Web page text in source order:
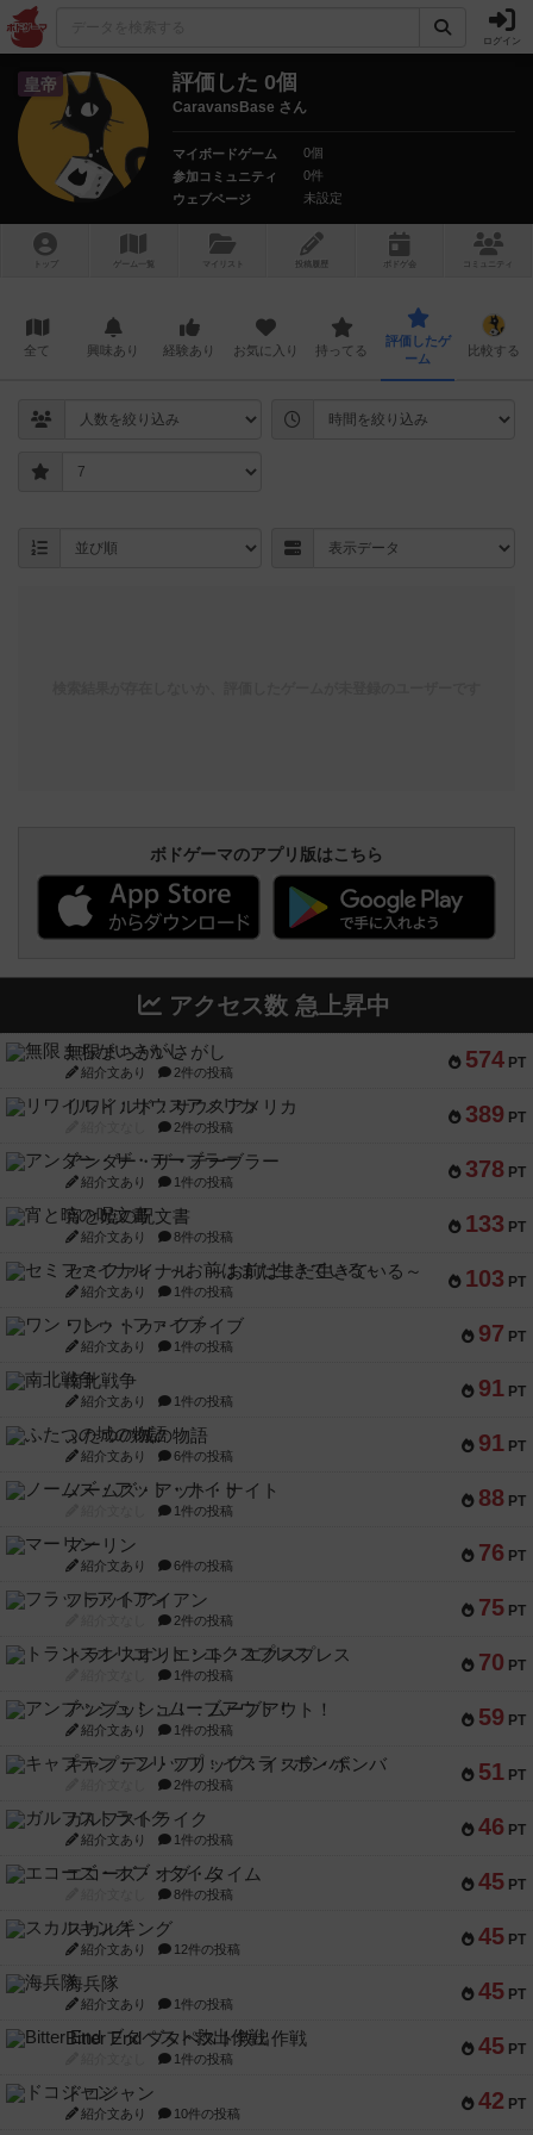
ログイン
皇帝 評価した 0個
CaravansBase さん
マイボードゲーム
0個
参加コミュニティ
0件
ウェブページ
未設定
トップ ゲーム一覧 マイリスト 投稿履歴 ボ ドゲ コミュニティ
全て 興味あり 経験あり お気に入り 持ってる
評価したゲ
ーム
比較する
ボドゲーマのアプリ版はこちら
アクセス数 急上昇中
574 PT
無限まちがいさがし
紹介文あり 2件の投稿
389 PT
リワイルド：サウスアメリカ
2件の投稿
378 PT
アンダー・ザ・テーブラー
紹介文あり 1件の投稿
133 PT
宵と暁の呪文書
紹介文あり 8件の投稿
103 PT
セミファイナル ～お前はまだ生きている～
紹介文あり 1件の投稿
97 PT
ワン・トゥ・ファイブ
紹介文あり 1件の投稿
91 PT
南北戦争
紹介文あり 1件の投稿
91 PT
ふたつの城の物語
紹介文あり 6件の投稿
88 PT
ノームズ・アット・ナイト
1件の投稿
76 PT
マーリン
紹介文あり 6件の投稿
75 PT
フラットアイアン
2件の投稿
70 PT
トランスオリエント・エクスプレス
1件の投稿
59 PT
アンブッシュ！：ムーブアウト！
紹介文あり 1件の投稿
51 PT
キャプテン・フリップ：イスラ・ボンバ
2件の投稿
46 PT
ガルフストライク
紹介文あり 1件の投稿
45 PT
エコーズ・オブ・タイム
8件の投稿
45 PT
スカルキング
紹介文あり 12件の投稿
45 PT
海兵隊
紹介文あり 1件の投稿
45 PT
Bitter End ブタペスト救出作戦
1件の投稿
42 PT
ドコジャン
紹介文あり 10件の投稿